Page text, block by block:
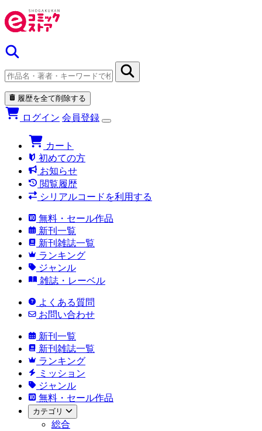
履歴を全て削除する
ログイン 会員登録
カート
初めての方
お知らせ
閲覧履歴
シリアルコードを利用する
無料・セール作品
新刊一覧
新刊雑誌一覧
ランキング
ジャンル
雑誌・レーベル
よくある質問
お問い合わせ
新刊一覧
新刊雑誌一覧
ランキング
ミッション
ジャンル
無料・セール作品
カテゴリ
総合